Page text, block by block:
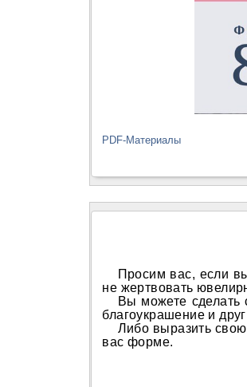
PDF-Материалы
Просим вас, если
не жертвовать
Вы можете сделать
благоукрашение и
Либо выразить
вас форме.